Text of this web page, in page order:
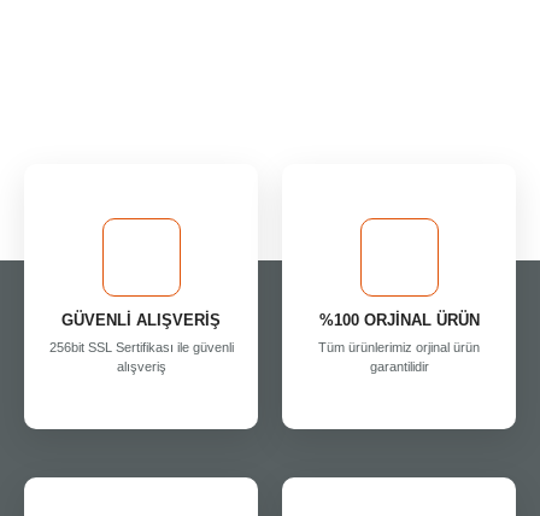
GÜVENLİ ALIŞVERİŞ
256bit SSL Sertifikası ile güvenli
alışveriş
%100 ORJİNAL ÜRÜN
Tüm ürünlerimiz orjinal ürün
garantilidir